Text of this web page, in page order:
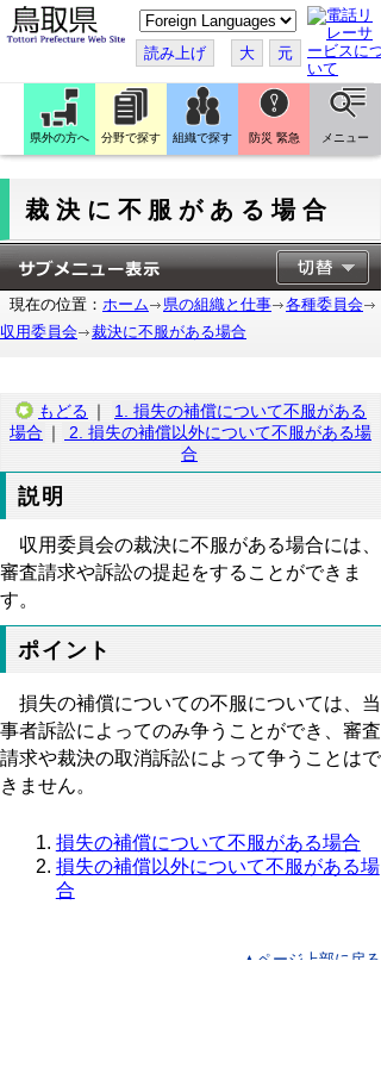
こ
の
ペ
ー
ジ
翻
訳
す
読み上げ 大 元
県外の方へ 分野で探す 組織で探す 防災 緊急 メニュー
裁決に不服がある場合
現在の位置： ホーム 県の組織と仕事
各種委員会
収用委員会
裁決に不服がある場合
もどる ｜
1. 損失の補償について不服がある
場合 ｜
2. 損失の補償以外について不服がある場
合
説明
収用委員会の裁決に不服がある場合には、
審査請求や訴訟の提起をすることができま
す。
ポイント
損失の補償についての不服については、当
事者訴訟によってのみ争うことができ、審査
請求や裁決の取消訴訟によって争うことはで
きません。
損失の補償について不服がある場合
損失の補償以外について不服がある場
合
▲ページ上部に戻る